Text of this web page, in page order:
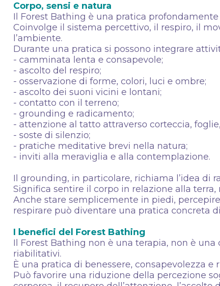
Corpo, sensi e natura
Il Forest Bathing è una pratica
Coinvolge il sistema percettivo, il respiro, il
l’ambiente.
Durante una pratica si possono integrare
- camminata lenta e consapevole;
- ascolto del respiro;
- osservazione di forme, colori, luci e ombre;
- ascolto dei suoni vicini e lontani;
- contatto con il terreno;
- grounding e radicamento;
- attenzione al tatto attraverso corteccia,
- soste di silenzio;
- pratiche meditative brevi nella natura;
- inviti alla meraviglia e alla contemplazione.
Il grounding, in particolare, richiama l’idea di
Significa sentire il corpo in relazione alla
Anche stare semplicemente in piedi,
respirare può diventare una pratica concreta
I benefici del Forest Bathing
Il Forest Bathing non è una terapia, non è
riabilitativi.
È una pratica di benessere, consapevolezza
Può favorire una riduzione della percezione